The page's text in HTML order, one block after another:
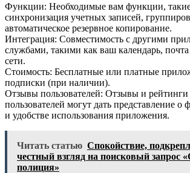
Функции: Необходимые вам функции,
синхронизация учетных записей,
автоматическое резервное копирование.
Интеграция: Совместимость с другими
службами, такими как ваш календарь,
сети.
Стоимость: Бесплатные или платные
подписки (при наличии).
Отзывы пользователей: Отзывы и рейтинги
пользователей могут дать представление о
и удобстве использования приложения.
Читать статью Спокойствие,
честный взгляд на поисковый запрос
полиция»